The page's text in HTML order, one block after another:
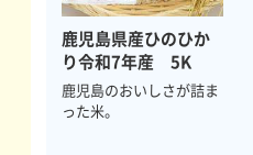
鹿児島県産ひのひか
り令和7年産 5K
鹿児島のおいしさが詰ま
った米。